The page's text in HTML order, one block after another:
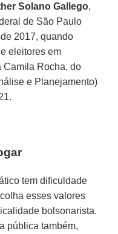
Solano Gallego,
de São Paulo
2017, quando
eleitores em
Camila Rocha, do
e Planejamento)
tem dificuldade
esses valores
bolsonarista.
pública também,